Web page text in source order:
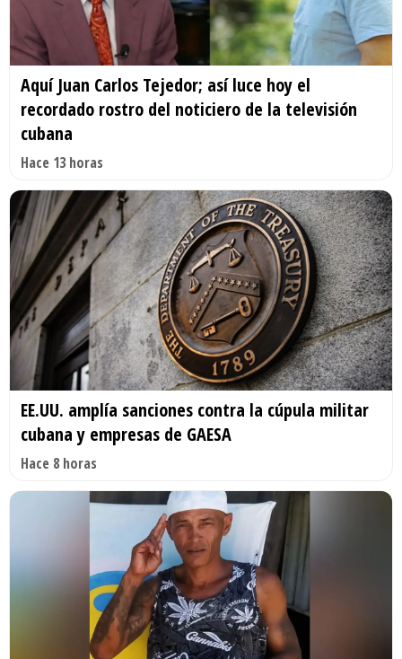
Aquí Juan Carlos Tejedor; así luce hoy el
recordado rostro del noticiero de la televisión
cubana
Hace 13 horas
EE.UU. amplía sanciones contra la cúpula militar
cubana y empresas de GAESA
Hace 8 horas